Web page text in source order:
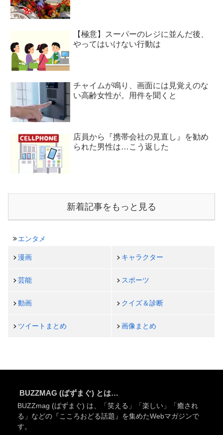
【極意】スーパーのレジに並んだ後、
やってはいけない行動は
チャイムが鳴り、画面には見覚えのな
い高齢女性が。用件を聞くと
店員から『携帯会社の見直し』を勧め
られた男性は…こう返した
新着記事をもっと見る
エンタメ
漫画 キャラクター
芸能 スポーツ
動画 クイズ＆診断
ツイートまとめ 画像まとめ
BUZZMAG (ばずまぐ) とは…
BUZZmag (ばずまぐ) は、「笑える」「楽しい」「癒され
る」などの『こころおどる話題』を集めたWebマガジンで
す。